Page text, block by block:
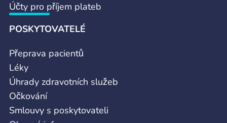
Účty pro příjem plateb
POSKYTOVATELÉ
Přeprava pacientů
Léky
Úhrady zdravotních služeb
Očkování
Smlouvy s poskytovateli